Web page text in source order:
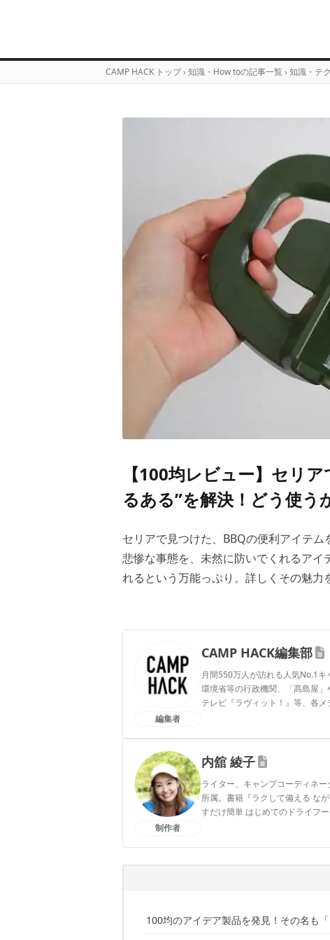
CAMP HACK トップ › 知識・How toの記事一覧 › 知識・テ
【100均レビュー】セリ
るある”を解決！どう使う
セリアで見つけた、BBQの便利アイテ
悲惨な事態を、未然に防いでくれるアイ
れるという万能っぷり。詳しくその魅力
編集者
CAMP HACK編集部
月間550万人が訪れる人気No.1キ
環境省等の行政機関、「髙島屋
テレビ『ラヴィット！』等、各メ
制作者
内舘 綾子
ライター、キャンプコーディネ
所属。書籍『ラクして備える な
すだけ簡単 はじめてのドライフ
内舘 綾子のプロフィール
100均のアイデア製品を発見！その名も